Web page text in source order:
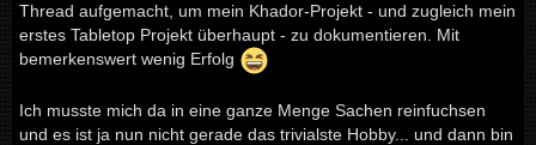
Thread aufgemacht, um mein Khador-Projekt - und zugleich mein
erstes Tabletop Projekt überhaupt - zu dokumentieren. Mit
bemerkenswert wenig Erfolg
Ich musste mich da in eine ganze Menge Sachen reinfuchsen
und es ist ja nun nicht gerade das trivialste Hobby... und dann bin